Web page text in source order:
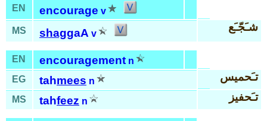
EN encourage v
MS
shaggaA v
شـَجّـَع
EN encouragement n
EG
tahmees n تـَحميس
MS tahfeez n تـَحفيز